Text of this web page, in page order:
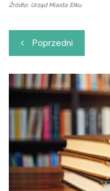
Źródło: Urząd Miasta Ełku
Nawigacja
wpisu
Poprzedni